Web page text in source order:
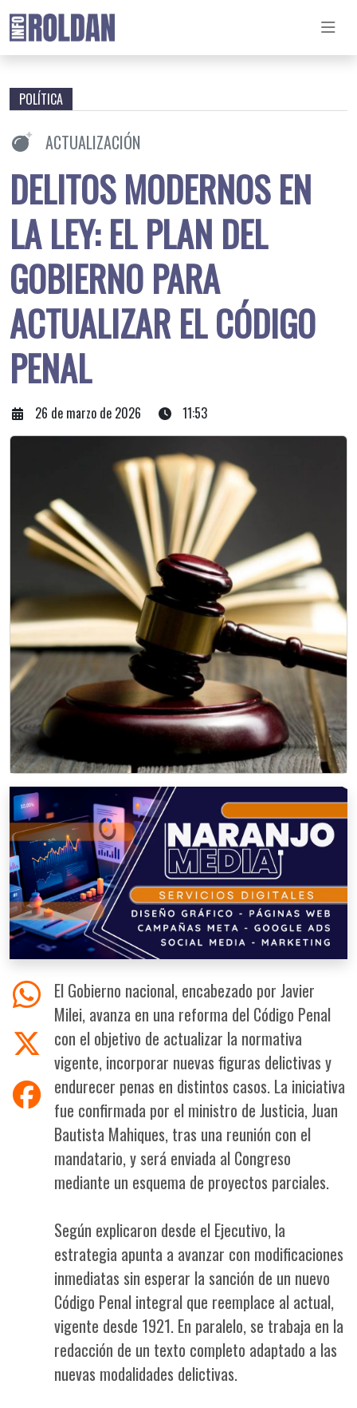
POLÍTICA
ACTUALIZACIÓN
DELITOS MODERNOS EN
LA LEY: EL PLAN DEL
GOBIERNO PARA
ACTUALIZAR EL CÓDIGO
PENAL
26 de marzo de 2026 11:53
El Gobierno nacional, encabezado por Javier
Milei, avanza en una reforma del Código Penal
con el objetivo de actualizar la normativa
vigente, incorporar nuevas figuras delictivas y
endurecer penas en distintos casos. La iniciativa
fue confirmada por el ministro de Justicia, Juan
Bautista Mahiques, tras una reunión con el
mandatario, y será enviada al Congreso
mediante un esquema de proyectos parciales.
Según explicaron desde el Ejecutivo, la
estrategia apunta a avanzar con modificaciones
inmediatas sin esperar la sanción de un nuevo
Código Penal integral que reemplace al actual,
vigente desde 1921. En paralelo, se trabaja en la
redacción de un texto completo adaptado a las
nuevas modalidades delictivas.